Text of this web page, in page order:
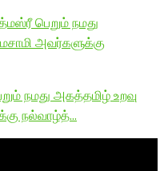
பெறும் நமது
அவர்களுக்கு
நமது அகத்தமிழ் உறவு
நல்வாழ்த்…